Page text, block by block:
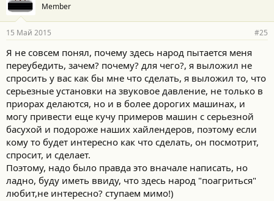
Member
15 Май 2015 #25
Я не совсем понял, почему здесь народ пытается меня
переубедить, зачем? почему? для чего?, я выложил не
спросить у вас как бы мне что сделать, я выложил то, что
серьезные установки на звуковое давление, не только в
приорах делаются, но и в более дорогих машинах, и
могу привести еще кучу примеров машин с серьезной
басухой и подороже наших хайлендеров, поэтому если
кому то будет интересно как что сделать, он посмотрит,
спросит, и сделает.
Поэтому, надо было правда это вначале написать, но
ладно, буду иметь ввиду, что здесь народ "поагриться"
любит,не интересно? ступаем мимо!)